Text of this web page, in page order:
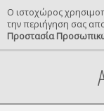
Ο ιστοχώρος
την περιήγηση σας
Προστασία